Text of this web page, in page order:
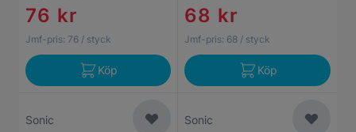
76 kr
Jmf-pris: 76 / styck
Köp
68 kr
Jmf-pris: 68 / styck
Köp
Sonic Sonic